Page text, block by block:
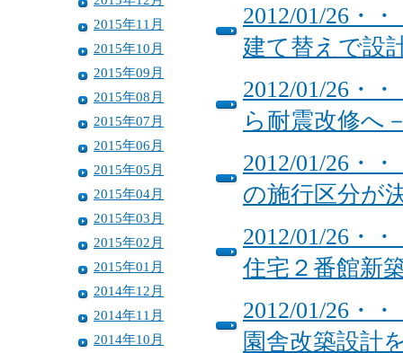
2015年11月
2015年10月
2015年09月
2015年08月
2015年07月
2015年06月
2015年05月
2015年04月
2015年03月
2015年02月
2015年01月
2014年12月
2014年11月
2014年10月
2012/01/26・
建て替えで設
2012/01/26・
ら耐震改修
2012/01/26・
の施行区分が
2012/01/26・
住宅２番館新
2012/01/26・
園舎改築設計